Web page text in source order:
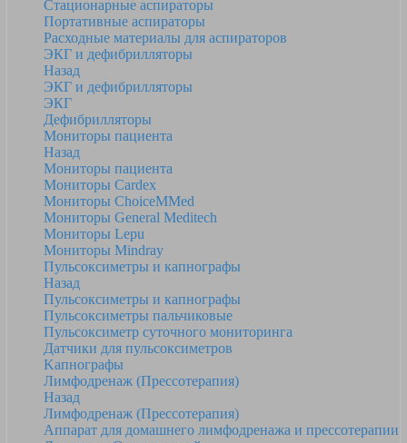
Стационарные аспираторы
Портативные аспираторы
Расходные материалы для аспираторов
ЭКГ и дефибрилляторы
Назад
ЭКГ и дефибрилляторы
ЭКГ
Дефибрилляторы
Мониторы пациента
Назад
Мониторы пациента
Мониторы Cardex
Мониторы ChoiceMMed
Мониторы General Meditech
Мониторы Lepu
Мониторы Mindray
Пульсоксиметры и капнографы
Назад
Пульсоксиметры и капнографы
Пульсоксиметры пальчиковые
Пульсоксиметр суточного мониторинга
Датчики для пульсоксиметров
Kапнографы
Лимфодренаж (Прессотерапия)
Назад
Лимфодренаж (Прессотерапия)
Аппарат для домашнего лимфодренажа и прессотерапии